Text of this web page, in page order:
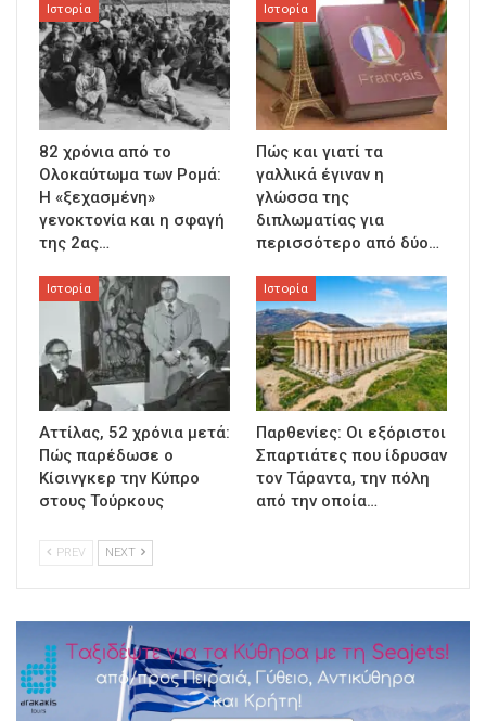
Ιστορία
82 χρόνια από το
Ολοκαύτωμα των Ρομά:
Η «ξεχασμένη»
γενοκτονία και η σφαγή
της 2ας…
Ιστορία
Πώς και γιατί τα
γαλλικά έγιναν η
γλώσσα της
διπλωματίας για
περισσότερο από δύο…
Ιστορία
Αττίλας, 52 χρόνια μετά:
Πώς παρέδωσε ο
Κίσινγκερ την Κύπρο
στους Τούρκους
Ιστορία
Παρθενίες: Οι εξόριστοι
Σπαρτιάτες που ίδρυσαν
τον Τάραντα, την πόλη
από την οποία…
PREV NEXT